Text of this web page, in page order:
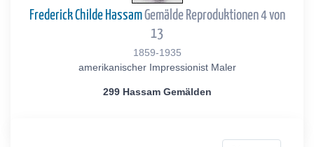
Frederick Childe HassamGemälde Reproduktionen 4 von
13
1859-1935
amerikanischer Impressionist Maler
299 Hassam Gemälden